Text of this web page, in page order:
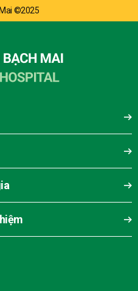
Mai ©2025